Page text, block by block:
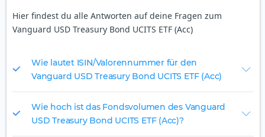
Hier findest du alle Antworten auf deine Fragen zum
Vanguard USD Treasury Bond UCITS ETF (Acc)
Wie lautet ISIN/Valorennummer für den
Vanguard USD Treasury Bond UCITS ETF (Acc)
Wie hoch ist das Fondsvolumen des Vanguard
USD Treasury Bond UCITS ETF (Acc)?